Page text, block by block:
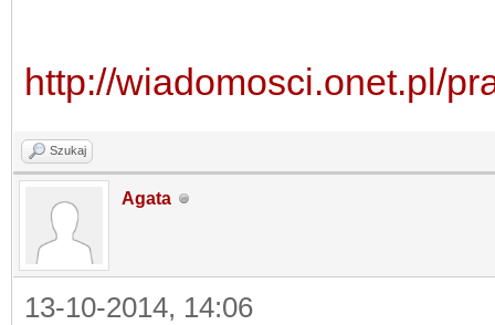
http://wiadomosci.onet.pl/
Szukaj
Agata
13-10-2014, 14:06